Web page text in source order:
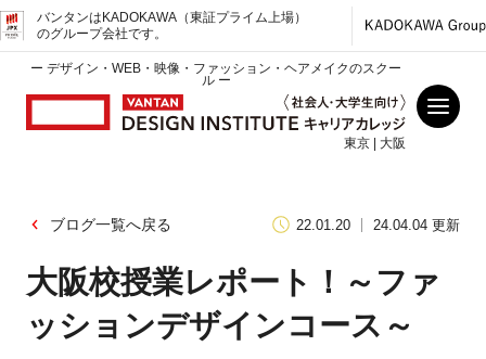
バンタンはKADOKAWA（東証プライム上場）
のグループ会社です。
ー デザイン・WEB・映像・ファッション・ヘアメイクのスクー
ル ー
東京 | 大阪
ブログ一覧へ戻る 22.01.20 24.04.04 更新
大阪校授業レポート！～ファ
ッションデザインコース～